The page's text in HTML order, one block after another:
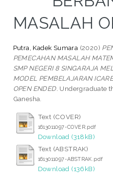
MASALAH
Putra, Kadek Sumara (2020)
PEMECAHAN MASALAH
SMP NEGERI 8 SINGARAJA
MODEL PEMBELAJARAN
OPEN ENDED. Undergraduate
Ganesha.
Text (COVER)
1613011097-COVER.pdf
Download (318kB)
Text (ABSTRAK)
1613011097-ABSTRAK.pdf
Download (136kB)